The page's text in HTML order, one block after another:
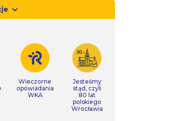
Wieczorne
opowiadania
WKA
Jesteśmy
stąd, czyli
80 lat
polskiego
Wrocławia